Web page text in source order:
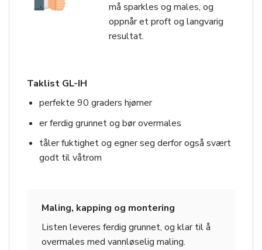
må sparkles og males, og
oppnår et proft og langvarig
resultat.
Taklist GL-IH
perfekte 90 graders hjørner
er ferdig grunnet og bør overmales
tåler fuktighet og egner seg derfor også svært
godt til våtrom
Maling, kapping og montering
Listen leveres ferdig grunnet, og klar til å
overmales med vannløselig maling.